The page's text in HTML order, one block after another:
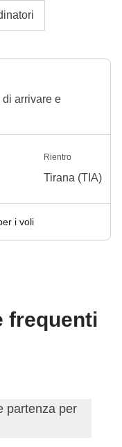
arrivare e
Rientro
Tirana (TIA)
i voli
frequenti
partenza per